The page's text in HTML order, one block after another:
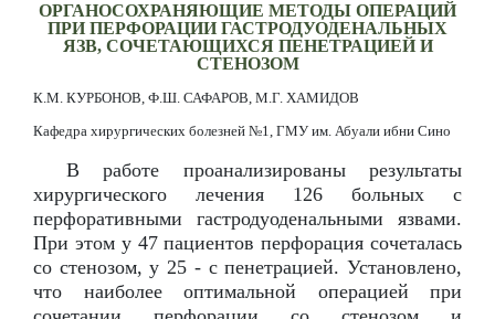
ОРГАНОСОХРАНЯЮЩИЕ МЕТОДЫ ОПЕРАЦИЙ
ПРИ ПЕРФОРАЦИИ ГАСТРОДУОДЕНАЛЬНЫХ
ЯЗВ, СОЧЕТАЮЩИХСЯ ПЕНЕТРАЦИЕЙ И
СТЕНОЗОМ
К.М. КУРБОНОВ, Ф.Ш. САФАРОВ, М.Г. ХАМИДОВ
Кафедра хирургических болезней №1, ГМУ им. Абуали ибни Сино
В работе проанализированы результаты
хирургического лечения 126 больных с
перфоративными гастродуоденальными язвами.
При этом у 47 пациентов перфорация сочеталась
со стенозом, у 25 - с пенетрацией. Установлено,
что наиболее оптимальной операцией при